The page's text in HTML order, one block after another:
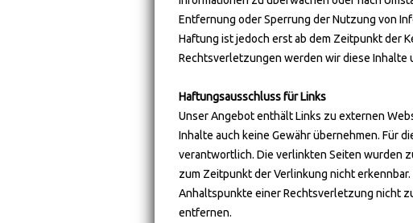
Entfernung oder Sperrung der Nutzung von
Haftung ist jedoch erst ab dem Zeitpunkt der
Rechtsverletzungen werden wir diese Inhalte
Haftungsausschluss für Links
Unser Angebot enthält Links zu externen
Inhalte auch keine Gewähr übernehmen. Für
verantwortlich. Die verlinkten Seiten wurden
zum Zeitpunkt der Verlinkung nicht
Anhaltspunkte einer Rechtsverletzung nicht
entfernen.